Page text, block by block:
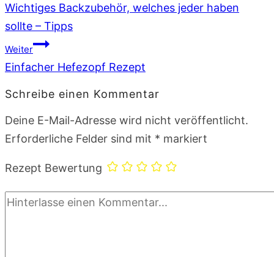
Wichtiges Backzubehör, welches jeder haben
sollte – Tipps
Weiter
Einfacher Hefezopf Rezept
Schreibe einen Kommentar
Deine E-Mail-Adresse wird nicht veröffentlicht.
Erforderliche Felder sind mit * markiert
Rezept Bewertung